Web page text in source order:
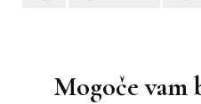
Mogoče vam